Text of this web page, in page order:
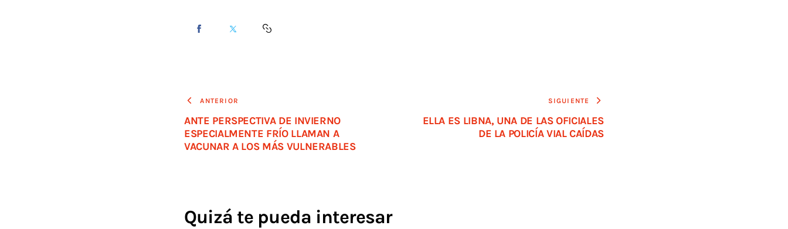
ANTERIOR
ANTE PERSPECTIVA DE INVIERNO
ESPECIALMENTE FRÍO LLAMAN A
VACUNAR A LOS MÁS VULNERABLES
SIGUIENTE
ELLA ES LIBNA, UNA DE LAS OFICIALES
DE LA POLICÍA VIAL CAÍDAS
Quizá te pueda interesar